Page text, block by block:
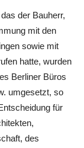
der Bauherr,
mit den
sowie mit
hatte, wurden
Berliner Büros
umgesetzt, so
für
des